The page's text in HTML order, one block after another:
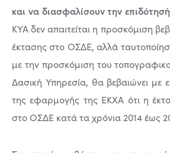
και να διασφαλίσουν την
ΚΥΑ δεν απαιτείται η προσκόμιση
έκτασης στο ΟΣΔΕ, αλλά
με την προσκόμιση του
Δασική Υπηρεσία, θα βεβαιώνει με
της εφαρμογής της ΕΚΧΑ ότι η
στο ΟΣΔΕ κατά τα χρόνια 2014 έως